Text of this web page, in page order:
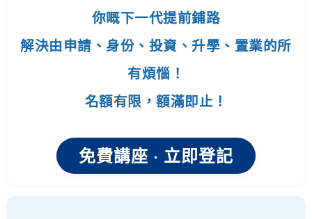
你嘅下一代提前鋪路
解決由申請、身份、投資、升學、置業的所
有煩惱！
名額有限，額滿即止！
免費講座 · 立即登記